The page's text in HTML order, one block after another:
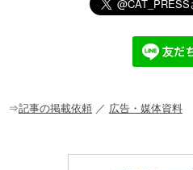
c
o
e
n
a
ck
et
⇒記事の掲載依頼 ／ 広告・媒体資料